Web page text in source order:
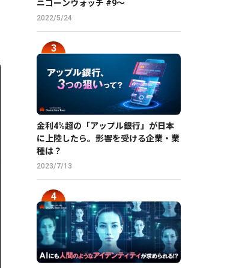
ニコーンウォッチ #9〜
2022/5/24
金利4%超の「アップル銀行」が日本
に上陸したら。影響を受ける企業・業
種は？
2023/7/13